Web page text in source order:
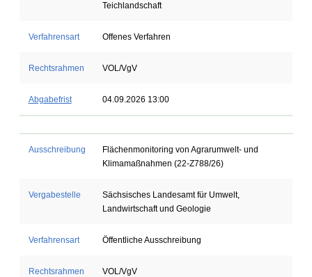
Teichlandschaft
Verfahrensart Offenes Verfahren
Rechtsrahmen VOL/VgV
Abgabefrist 04.09.2026 13:00
Ausschreibung
Flächenmonitoring von Agrarumwelt- und
Klimamaßnahmen (22-Z788/26)
Vergabestelle
Sächsisches Landesamt für Umwelt,
Landwirtschaft und Geologie
Verfahrensart Öffentliche Ausschreibung
Rechtsrahmen VOL/VgV